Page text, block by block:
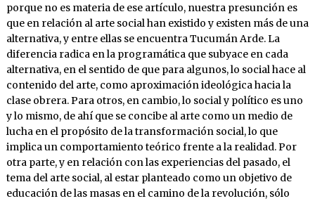
porque no es materia de ese artículo, nuestra presunción es
que en relación al arte social han existido y existen más de una
alternativa, y entre ellas se encuentra Tucumán Arde. La
diferencia radica en la programática que subyace en cada
alternativa, en el sentido de que para algunos, lo social hace al
contenido del arte, como aproximación ideológica hacia la
clase obrera. Para otros, en cambio, lo social y político es uno
y lo mismo, de ahí que se concibe al arte como un medio de
lucha en el propósito de la transformación social, lo que
implica un comportamiento teórico frente a la realidad. Por
otra parte, y en relación con las experiencias del pasado, el
tema del arte social, al estar planteado como un objetivo de
educación de las masas en el camino de la revolución, sólo